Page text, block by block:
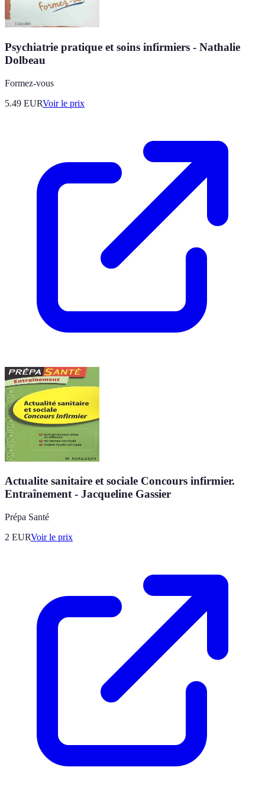
Psychiatrie pratique et soins infirmiers - Nathalie
Dolbeau
Formez-vous
5.49 EURVoir le prix
Actualite sanitaire et sociale Concours infirmier.
Entraînement - Jacqueline Gassier
Prépa Santé
2 EURVoir le prix